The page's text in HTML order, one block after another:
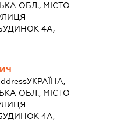
ОБЛ., МІСТО
4А,
УКРАЇНА,
ОБЛ., МІСТО
4А,